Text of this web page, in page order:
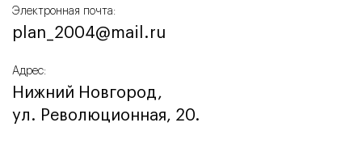
Электронная почта:
plan_2004@mail.ru
Адрес:
Нижний Новгород,
ул. Революционная, 20.